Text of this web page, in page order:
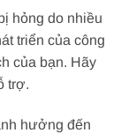
hỏng do nhiều
triển của công
của bạn. Hãy
trợ.
hưởng đến